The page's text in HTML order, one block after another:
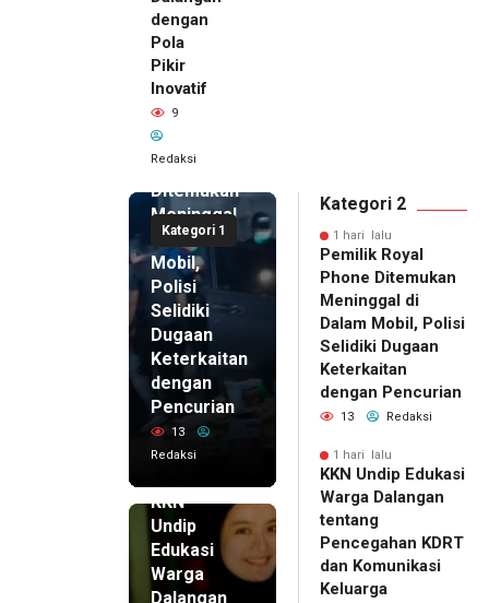
dengan
Pola
Pikir
Inovatif
9
Redaksi
Kategori 1
Pemilik
Royal
Phone
Ditemukan
Meninggal
di Dalam
Mobil,
Polisi
Selidiki
Dugaan
Keterkaitan
dengan
Pencurian
13
Redaksi
KKN
Undip
Edukasi
Warga
Dalangan
Kategori 2
1 hari lalu
Pemilik Royal
Phone Ditemukan
Meninggal di
Dalam Mobil, Polisi
Selidiki Dugaan
Keterkaitan
dengan Pencurian
13 Redaksi
1 hari lalu
KKN Undip Edukasi
Warga Dalangan
tentang
Pencegahan KDRT
dan Komunikasi
Keluarga